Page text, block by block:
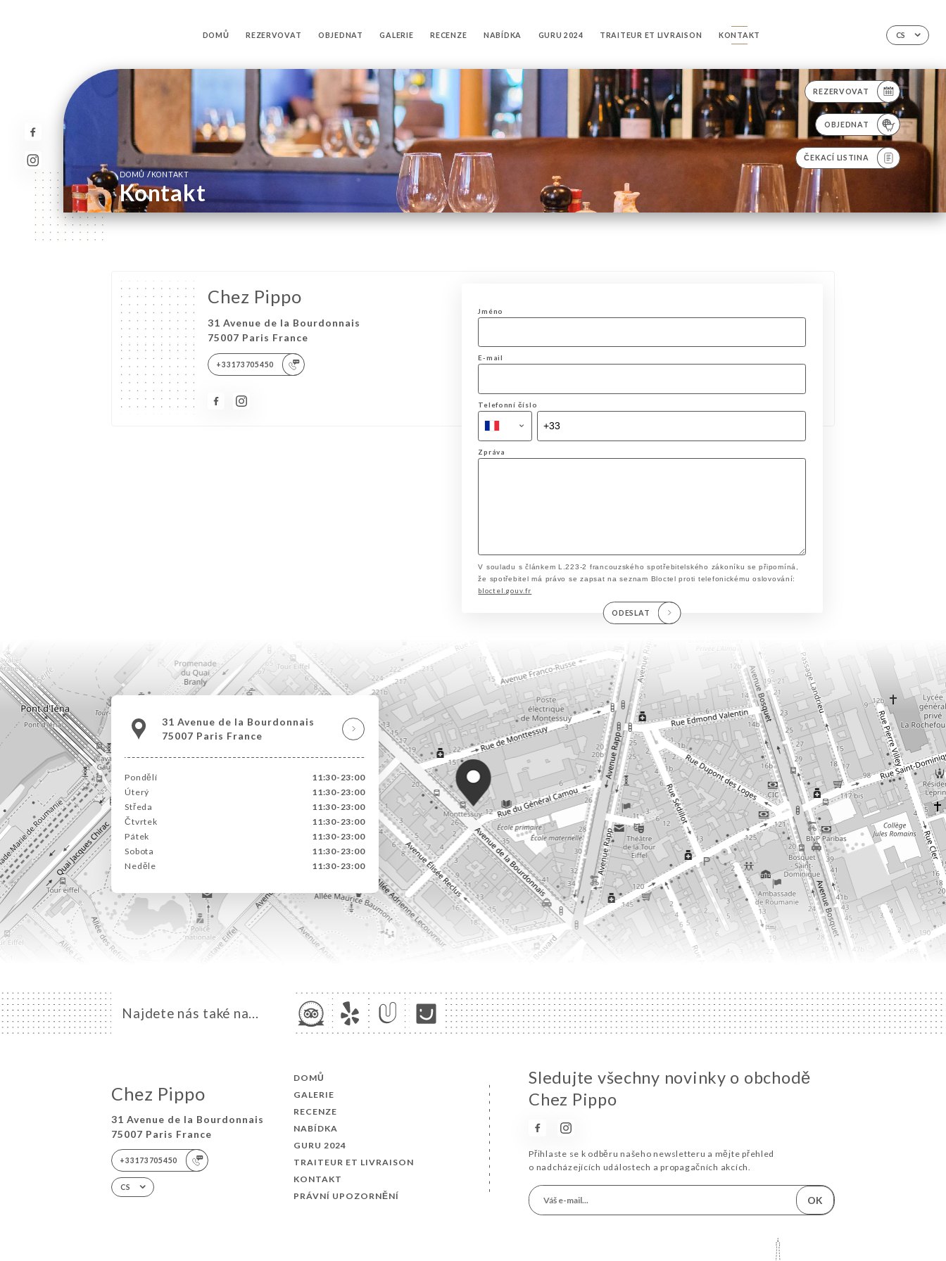
CS
DOMŮ REZERVOVAT OBJEDNAT GALERIE RECENZE NABÍDKA GURU 2024 TRAITEUR ET LIVRAISON KONTAKT
REZERVOVAT
OBJEDNAT
ČEKACÍ LISTINA
DOMŮ /KONTAKT
Kontakt
Chez Pippo
31 Avenue de la Bourdonnais
75007 Paris France
+33173705450
Jméno
E-mail
Telefonní číslo
Zpráva
V souladu s článkem L.223-2 francouzského spotřebitelského zákoníku se připomíná,
že spotřebitel má právo se zapsat na seznam Bloctel proti telefonickému oslovování:
bloctel.gouv.fr
ODESLAT
31 Avenue de la Bourdonnais
75007 Paris France
Pondělí
11:30-23:00
Úterý
11:30-23:00
Středa
11:30-23:00
Čtvrtek
11:30-23:00
Pátek
11:30-23:00
Sobota
11:30-23:00
Neděle
11:30-23:00
Najdete nás také na...
Chez Pippo
31 Avenue de la Bourdonnais
75007 Paris France
+33173705450
CS
DOMŮ
GALERIE
RECENZE
NABÍDKA
GURU 2024
TRAITEUR ET LIVRAISON
KONTAKT
PRÁVNÍ UPOZORNĚNÍ
Sledujte všechny novinky o obchodě
Chez Pippo
Přihlaste se k odběru našeho newsletteru a mějte přehled
o nadcházejících událostech a propagačních akcích.
OK